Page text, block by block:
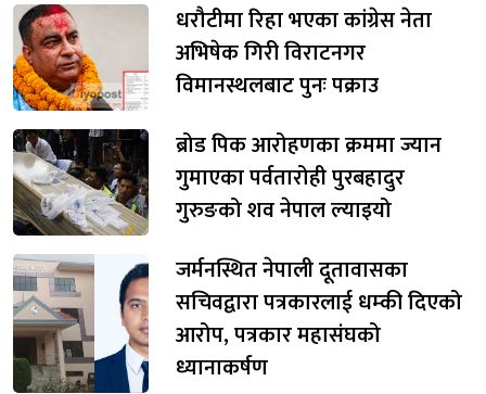
धरौटीमा रिहा भएका कांग्रेस नेता
अभिषेक गिरी विराटनगर
विमानस्थलबाट पुनः पक्राउ
ब्रोड पिक आरोहणका क्रममा ज्यान
गुमाएका पर्वतारोही पुरबहादुर
गुरुङको शव नेपाल ल्याइयो
जर्मनस्थित नेपाली दूतावासका
सचिवद्वारा पत्रकारलाई धम्की दिएको
आरोप, पत्रकार महासंघको
ध्यानाकर्षण